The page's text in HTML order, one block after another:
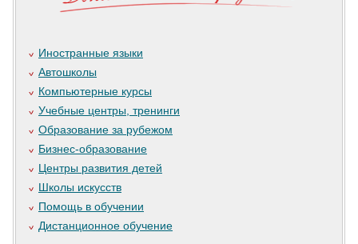
Иностранные языки
Автошколы
Компьютерные курсы
Учебные центры, тренинги
Образование за рубежом
Бизнес-образование
Центры развития детей
Школы искусств
Помощь в обучении
Дистанционное обучение